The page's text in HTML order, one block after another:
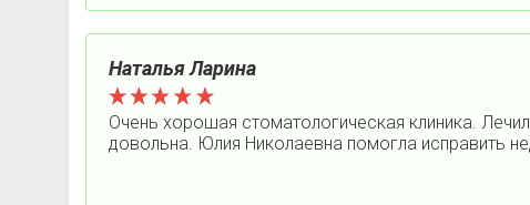
Наталья Ларина
Очень хорошая стоматологическая клиника.
довольна. Юлия Николаевна помогла исправить